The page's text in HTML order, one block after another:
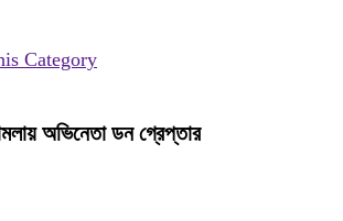
Category
অভিনেতা ডন গ্রেপ্তার